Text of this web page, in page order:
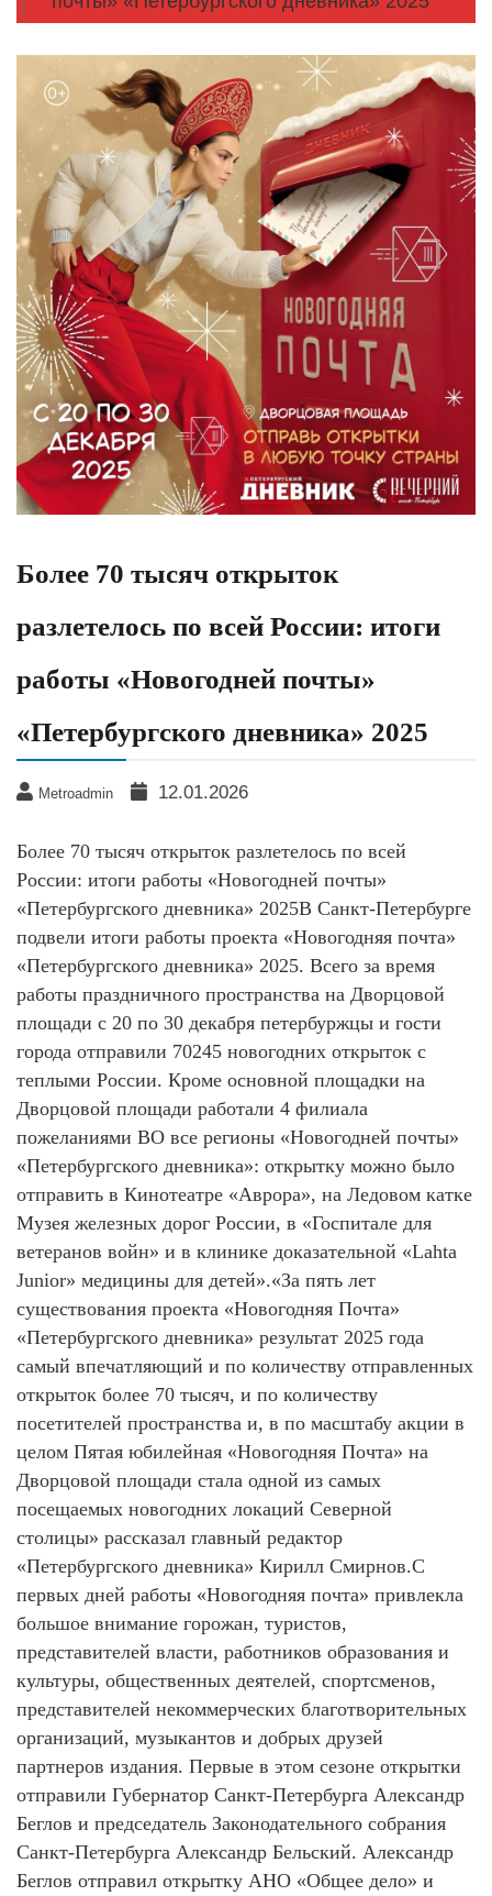
Более 70 тысяч открыток
разлетелось по всей России: итоги
работы «Новогодней почты»
«Петербургского дневника» 2025
Metroadmin 12.01.2026
Более 70 тысяч открыток разлетелось по всей
России: итоги работы «Новогодней почты»
«Петербургского дневника» 2025В Санкт-Петербурге
подвели итоги работы проекта «Новогодняя почта»
«Петербургского дневника» 2025. Всего за время
работы праздничного пространства на Дворцовой
площади с 20 по 30 декабря петербуржцы и гости
города отправили 70245 новогодних открыток с
теплыми России. Кроме основной площадки на
Дворцовой площади работали 4 филиала
пожеланиями BO все регионы «Новогодней почты»
«Петербургского дневника»: открытку можно было
отправить в Кинотеатре «Аврора», на Ледовом катке
Музея железных дорог России, в «Госпитале для
ветеранов войн» и в клинике доказательной «Lahta
Junior» медицины для детей».«За пять лет
существования проекта «Новогодняя Почта»
«Петербургского дневника» результат 2025 года
самый впечатляющий и по количеству отправленных
открыток более 70 тысяч, и по количеству
посетителей пространства и, в по масштабу акции в
целом Пятая юбилейная «Новогодняя Почта» на
Дворцовой площади стала одной из самых
посещаемых новогодних локаций Северной
столицы» рассказал главный редактор
«Петербургского дневника» Кирилл Смирнов.С
первых дней работы «Новогодняя почта» привлекла
большое внимание горожан, туристов,
представителей власти, работников образования и
культуры, общественных деятелей, спортсменов,
представителей некоммерческих благотворительных
организаций, музыкантов и добрых друзей
партнеров издания. Первые в этом сезоне открытки
отправили Губернатор Санкт-Петербурга Александр
Беглов и председатель Законодательного собрания
Санкт-Петербурга Александр Бельский. Александр
Беглов отправил открытку АНО «Общее дело» и